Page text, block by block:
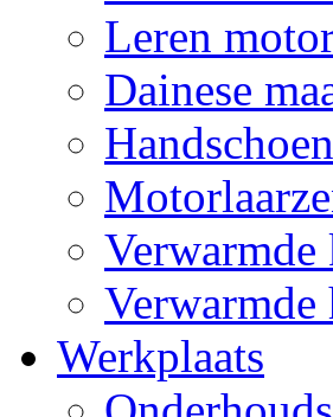
Leren
Dainese
Verwarmde
Werkplaats